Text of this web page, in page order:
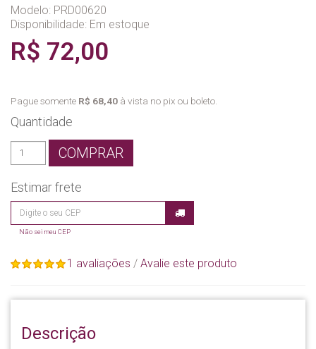
Modelo: PRD00620
Disponibilidade: Em estoque
R$ 72,00
Pague somente R$ 68,40 à vista no pix ou boleto.
Quantidade
COMPRAR
Estimar frete
Não sei meu CEP
1 avaliações / Avalie este produto
Descrição